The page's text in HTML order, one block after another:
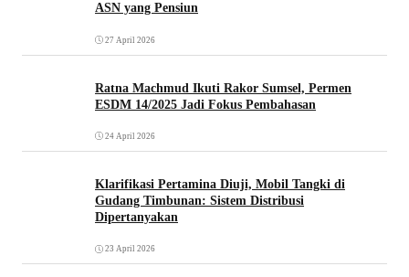
ASN yang Pensiun
27 April 2026
Ratna Machmud Ikuti Rakor Sumsel, Permen
ESDM 14/2025 Jadi Fokus Pembahasan
24 April 2026
Klarifikasi Pertamina Diuji, Mobil Tangki di
Gudang Timbunan: Sistem Distribusi
Dipertanyakan
23 April 2026